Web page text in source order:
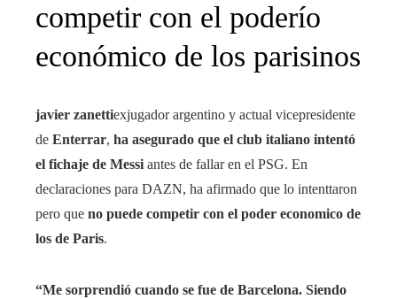
competir con el poderío
económico de los parisinos
javier zanettiexjugador argentino y actual vicepresidente
de Enterrar, ha asegurado que el club italiano intentó
el fichaje de Messi antes de fallar en el PSG. En
declaraciones para DAZN, ha afirmado que lo intenttaron
pero que no puede competir con el poder economico de
los de Paris.
“Me sorprendió cuando se fue de Barcelona. Siendo